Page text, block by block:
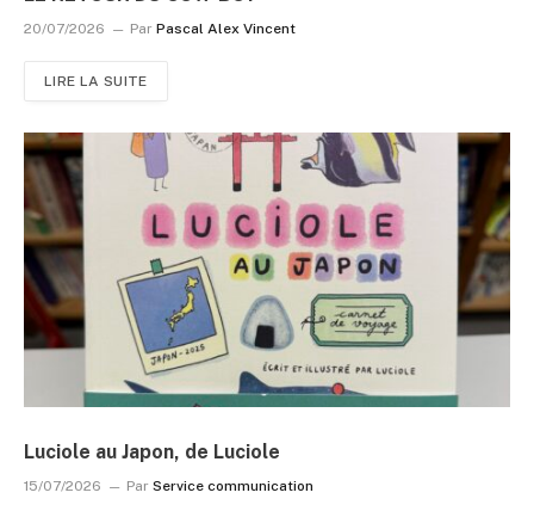
20/07/2026 Par Pascal Alex Vincent
LIRE LA SUITE
Luciole au Japon, de Luciole
15/07/2026 Par Service communication